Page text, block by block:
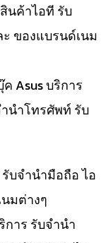
นค้าไอที รับ
ของแบรนด์เนม
Asus บริการ
นำโทรศัพท์ รับ
บจำนำมือถือ ไอ
มต่างๆ
าร รับจำนำ